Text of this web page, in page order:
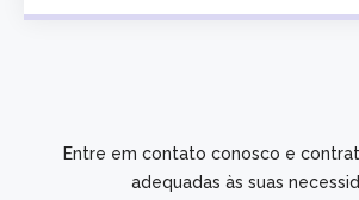
Entre em contato conosco e
adequadas às suas